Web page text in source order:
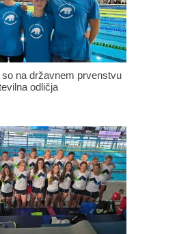
na državnem prvenstvu
odličja